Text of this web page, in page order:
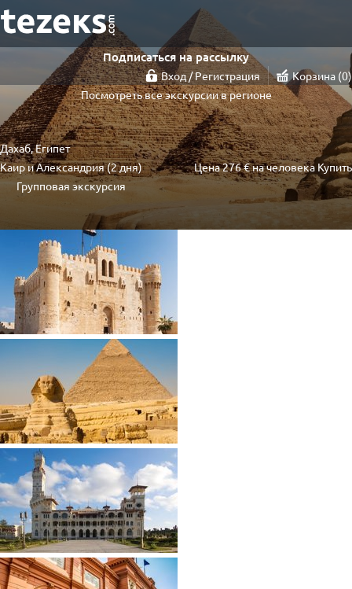
Подписаться на рассылку
Вход / Регистрация Корзина 0
Посмотреть все экскурсии в регионе
Дахаб, Египет
Каир и Александрия (2 дня)
Групповая экскурсия
Цена276 €на человека Купить